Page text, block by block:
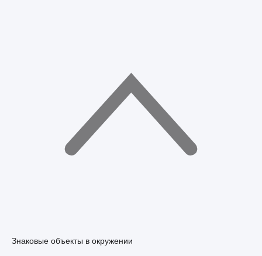
Знаковые объекты в окружении